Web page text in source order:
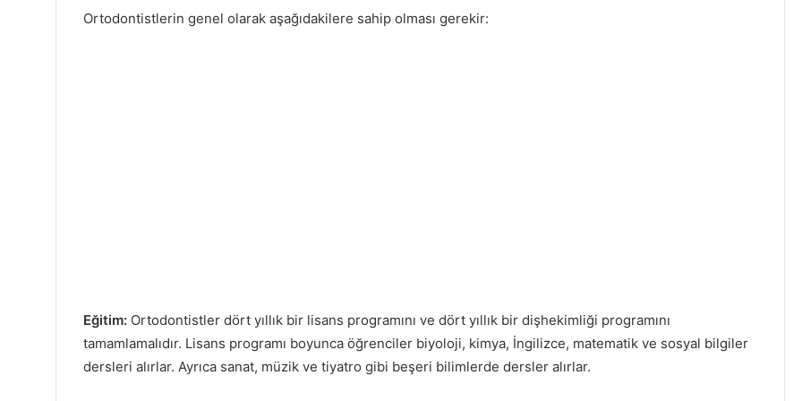
Ortodontistlerin genel olarak aşağıdakilere sahip olması gerekir:
Eğitim: Ortodontistler dört yıllık bir lisans programını ve dört yıllık bir dişhekimliği programını
tamamlamalıdır. Lisans programı boyunca öğrenciler biyoloji, kimya, İngilizce, matematik ve sosyal bilgiler
dersleri alırlar. Ayrıca sanat, müzik ve tiyatro gibi beşeri bilimlerde dersler alırlar.